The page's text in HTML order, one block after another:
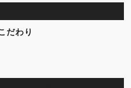
だわり